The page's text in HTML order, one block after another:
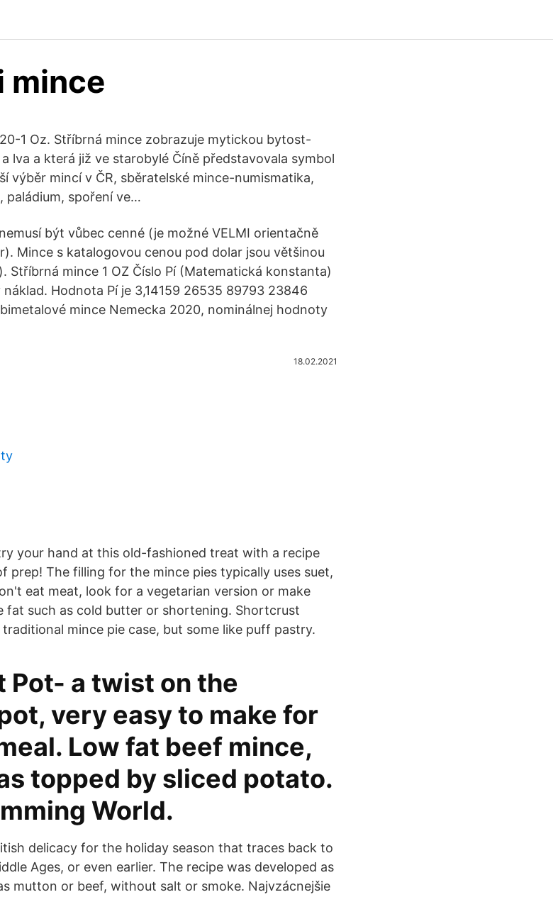
mince
1 Oz. Stříbrná mince zobrazuje mytickou bytost-
lva a která již ve starobylé Číně představovala symbol
výběr mincí v ČR, sběratelské mince-numismatika,
paládium, spoření ve…
být vůbec cenné (je možné VELMI orientačně
Mince s katalogovou cenou pod dolar jsou většinou
Stříbrná mince 1 OZ Číslo Pí (Matematická konstanta)
Hodnota Pí je 3,14159 26535 89793 23846
mince Nemecka 2020, nominálnej hodnoty
18.02.2021
your hand at this old-fashioned treat with a recipe
prep! The filling for the mince pies typically uses suet,
eat meat, look for a vegetarian version or make
fat such as cold butter or shortening. Shortcrust
mince pie case, but some like puff pastry.
Pot- a twist on the
very easy to make for
Low fat beef mince,
topped by sliced potato.
World.
delicacy for the holiday season that traces back to
Ages, or even earlier. The recipe was developed as
mutton or beef, without salt or smoke. Najvzácnejšie